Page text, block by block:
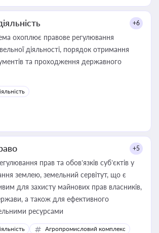
+6
охоплює правове регулювання
діяльності, порядок отримання
та проходження державного
+5
прав та обов’язків суб’єктів у
землею, земельний сервітут, що є
для захисту майнових прав власників,
а також для ефективного
ресурсами
Агропромисловий комплекс